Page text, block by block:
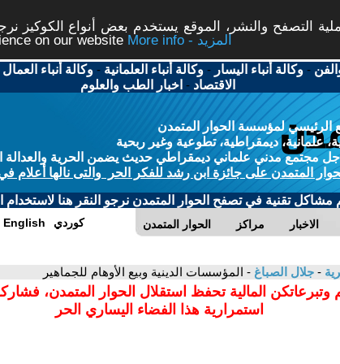
التصفح والنشر، الموقع يستخدم بعض أنواع الكوكيز
on our website
More info - المزيد
-وكالة أنباء اليسار -وكالة أنباء العلمانية -وكالة أنباء العمال
الاقتصاد - اخبار الطب والعلوم
الرئيسي لمؤسسة الحوار المتمدن
علمانية، ديمقراطية، تطوعية وغير ربحية
مجتمع مدني علماني ديمقراطي حديث يضمن الحرية والعدالة
المتمدن على جائزة ابن رشد للفكر الحر والتى نالها أعلام
مشاكل تقنية في تصفح الحوار المتمدن نرجو النقر هنا لاستخدام
الحوار المتمدن مراكز الاخبار English كوردي
- جلال الصباغ - المؤسسات الدينية وبيع الأوهام للجماهير
وتبرعاتكن المالية تحفظ استقلال الحوار المتمدن،
استمرارية هذا الفضاء اليساري الحر